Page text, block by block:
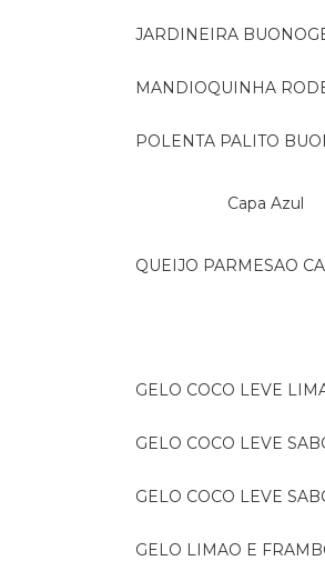
JARDINEIRA
MANDIOQUINHA
POLENTA PALITO
Capa Azul
QUEIJO PARMESAO
GELO COCO LEVE
GELO COCO LEVE
GELO COCO LEVE
GELO LIMAO E